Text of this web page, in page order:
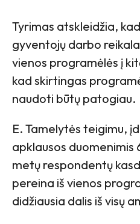
Tyrimas atskleidžia,
gyventojų darbo
vienos programėlės į
kad skirtingas
naudoti būtų patogiau.
E. Tamelytės teigimu,
apklausos duomenimis
metų respondentų
pereina iš vienos
didžiausia dalis iš visų